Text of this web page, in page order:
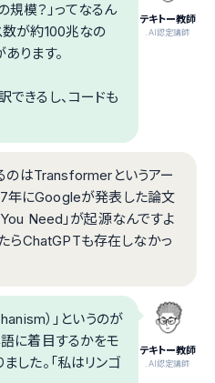
テキトー教師
.AI認定講師
規模？」ってなるん
数が約100兆なの
ります。
きるし、コードも
のはTransformerというアー
年にGoogleが発表した論文
Need」が起源なんですよ
らChatGPTも存在しなかっ
テキトー教師
.AI認定講師
）」というのが
に着目するかをモ
した。「私はリンゴ